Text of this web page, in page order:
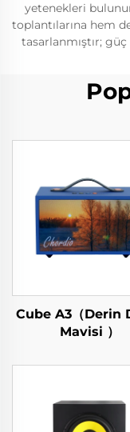
yetenekleri
toplantılarına hem
tasarlanmıştır; güç
Cube A3（Derin
Mavisi ）